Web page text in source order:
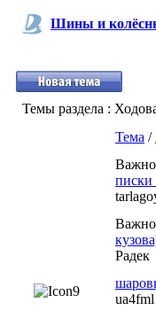
Шины и
Темы раздела :
Тема /
писки
Радек
ua4fml